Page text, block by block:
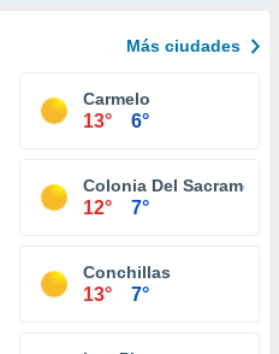
Más ciudades
Carmelo
13° 6°
Colonia Del Sacramento
12° 7°
Conchillas
13° 7°